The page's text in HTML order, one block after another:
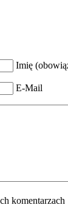
Imię
E-Mail
komentarzach